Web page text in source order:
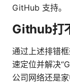
GitHub 支持。
Github打
通过上述排错
速定位并解决
公司网络还是